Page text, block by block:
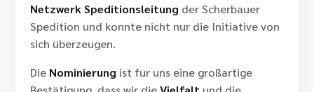
Netzwerk Speditionsleitung der Scherbauer
Spedition und konnte nicht nur die Initiative von
sich überzeugen.
Die Nominierung ist für uns eine großartige